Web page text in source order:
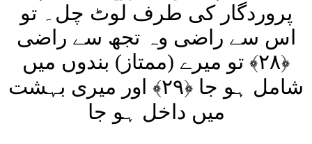
پروردگار کی طرف لوٹ چل۔ تو
اس سے راضی وہ تجھ سے راضی
﴿۲۸﴾ تو میرے (ممتاز) بندوں میں
شامل ہو جا ﴿۲۹﴾ اور میری بہشت
میں داخل ہو جا